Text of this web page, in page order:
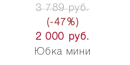
3 789 руб.
(-47%)
2 000 руб.
Юбка мини